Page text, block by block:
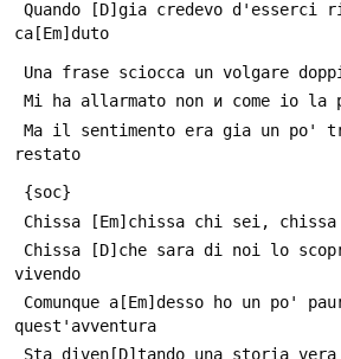
ca[Em]duto
Una frase sciocca un volgare
Mi ha allarmato non и come io la
restato
{soc}
Chissа [Em]chissа chi sei, chissа
vivendo
quest'avventura